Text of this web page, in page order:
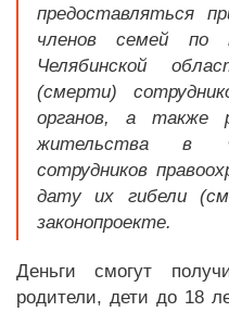
предоставляться
членов семей по
Челябинской
(смерти)
органов, а также
жительства в
сотрудников
дату их гибели
законопроекте.
Деньги смогут
родители, дети до 18